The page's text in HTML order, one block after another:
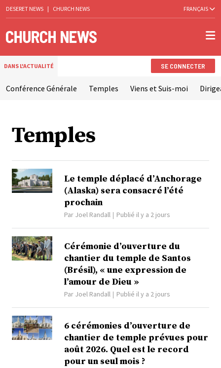
DESERET NEWS | CHURCH NEWS FRANÇAIS
DANS L'ACTUALITÉ SE CONNECTER
Conférence Générale Temples Viens et Suis-moi
Temples
Le temple déplacé d’Anchorage
(Alaska) sera consacré l’été
prochain
Par Joel Randall Publié il y a 2 jours
Cérémonie d’ouverture du
chantier du temple de Santos
(Brésil), « une expression de
l’amour de Dieu »
Par Joel Randall Publié il y a 2 jours
6 cérémonies d’ouverture de
chantier de temple prévues pour
août 2026. Quel est le record
pour un seul mois ?